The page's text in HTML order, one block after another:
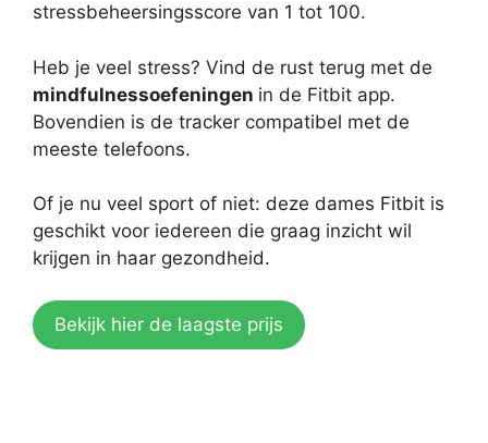
stressbeheersingsscore van 1 tot 100.
Heb je veel stress? Vind de rust terug met de
mindfulnessoefeningen in de Fitbit app.
Bovendien is de tracker compatibel met de
meeste telefoons.
Of je nu veel sport of niet: deze dames Fitbit is
geschikt voor iedereen die graag inzicht wil
krijgen in haar gezondheid.
Bekijk hier de laagste prijs